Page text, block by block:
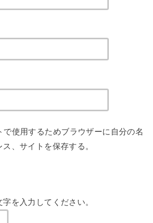
で使用するためブラウザーに自分の名
、サイトを保存する。
字を入力してください。